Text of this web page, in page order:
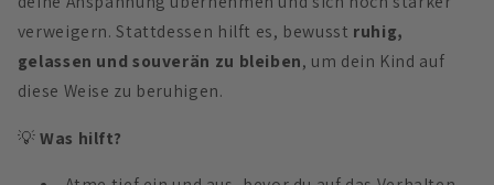
verweigern. Stattdessen hilft es, bewusst ruhig,
gelassen und souverän zu bleiben, um dein Kind auf
diese Weise zu beruhigen.
💡Was hilft?